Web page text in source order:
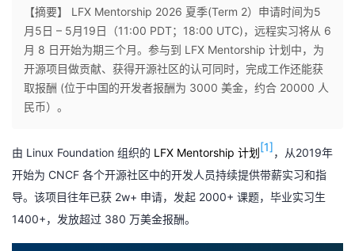
个
人
页
我
发
者
【摘要】 LFX Mentorship 2026 夏季(Term 2）申请时间为5
月5日 – 5月19日（11:00 PDT；18:00 UTC)，远程实习将从 6
月 8 日开始为期三个月。参与到 LFX Mentorship 计划中，为
开源项目做贡献、获得开源社区的认可同时，完成工作还能获
取报酬 (位于中国的开发者报酬为 3000 美金，约合 20000 人
民币）。
由 Linux Foundation 组织的 LFX Mentorship 计划[1]，从2019年
开始为 CNCF 各个开源社区中的开发人员持续提供带薪实习和指
导。该项目往年已获 2w+ 申请，发起 2000+ 课题，毕业实习生
1400+，发放超过 380 万美金报酬。